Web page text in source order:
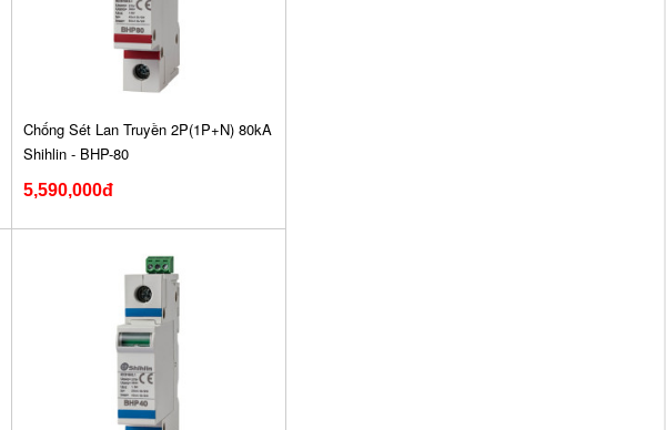
Chống Sét Lan Truyền 2P(1P+N) 80kA
Shihlin - BHP-80
5,590,000đ